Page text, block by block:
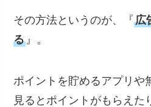
その方法というのが、『広
る 』。
ポイントを貯めるアプリや
見るとポイントがもらえた